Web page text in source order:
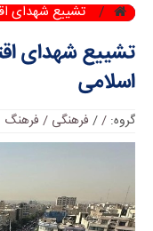
تشییع شهدای
تشییع شهدای
اسلامی
گروه: /
/ فرهنگی / فرهنگ